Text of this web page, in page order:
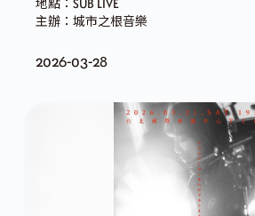
主辦：城市之根音樂
2026-03-28